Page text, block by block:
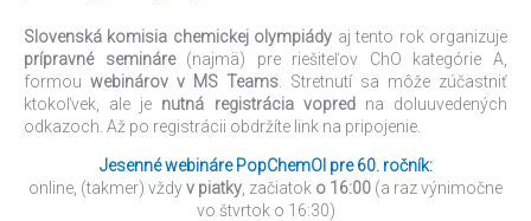
Slovenská komisia chemickej olympiády aj tento rok organizuje
prípravné semináre(najmä) pre riešiteľov ChO kategórie A,
formou webinárov v MS Teams . Stretnutí sa môže zúčastniť
ktokoľvek, ale je nutná registrácia vopredna doluuvedených
odkazoch. Až po registrácii obdržíte link na pripojenie.
Jesenné webináre PopChemOl pre 60. ročník:
online, (takmer) vždyv piatky , začiatok o 16:00 (a raz výnimočne
vo štvrtok o 16:30)